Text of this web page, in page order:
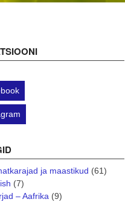
ja maastikud (61)
(7)
– Aafrika(9)